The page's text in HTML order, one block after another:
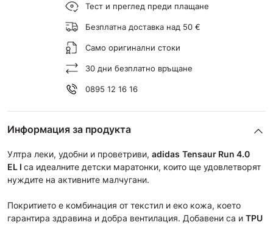
Тест и преглед преди плащане
Безплатна доставка над 50 €
Само оригинални стоки
30 дни безплатно връщане
0895 12 16 16
Информация за продукта
Ултра леки, удобни и проветриви, adidas Tensaur Run 4.0
EL I са идеалните детски маратонки, които ще удовлетворят
нуждите на активните малчугани.
Покритието е комбинация от текстил и еко кожа, което
гарантира здравина и добра вентилация. Добавени са и TPU